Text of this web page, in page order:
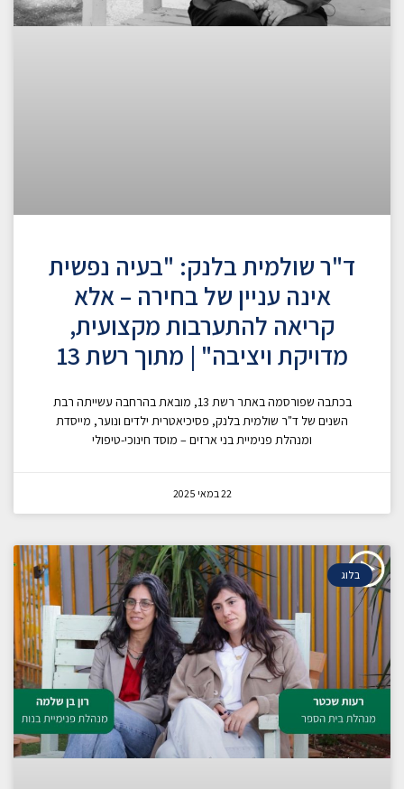
ד"ר שולמית בלנק: "בעיה נפשית
אינה עניין של בחירה – אלא
קריאה להתערבות מקצועית,
מדויקת ויציבה" | מתוך רשת 13
בכתבה שפורסמה באתר רשת 13, מובאת בהרחבה עשייתה רבת
השנים של ד"ר שולמית בלנק, פסיכיאטרית ילדים ונוער, מייסדת
ומנהלת פנימיית בני ארזים – מוסד חינוכי-טיפולי
22 במאי 2025
בלוג